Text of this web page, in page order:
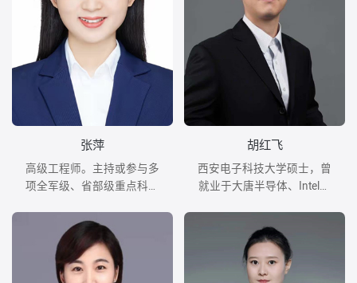
张萍
高级工程师。主持或参与多
项全军级、省部级重点科研
理工作经历。带领软件开发
工作室研发高校绩效管理系
统、大学集中采购平台等多
项产学研项目。
胡红飞
西安电子科技大学硕士，曾
就业于大唐半导体、Intel，